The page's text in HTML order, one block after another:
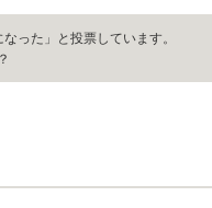
った」と投票しています。